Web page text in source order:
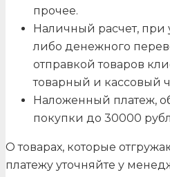
прочее.
Наличный расчет, при
либо денежного
отправкой товаров
товарный и кассовый
Наложенный платеж,
покупки до 30000
О товарах, которые
платежу уточняйте у